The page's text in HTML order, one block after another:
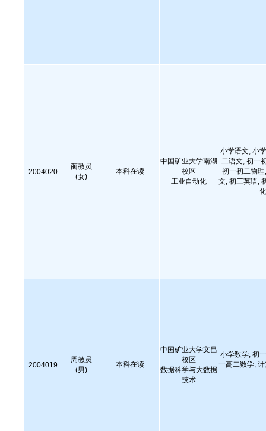
2004020
蔺教员
(女)
本科在读
中国矿业大学南湖
校区
工业自动化
小学语文, 小
二语文, 初一
初一初二物
文, 初三英语,
2004019
周教员
(男)
本科在读
中国矿业大学文昌
校区
数据科学与大数据
技术
小学数学, 初
一高二数学,